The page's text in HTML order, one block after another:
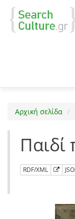
Αρχική σελίδα
Παιδί
RDF/XML